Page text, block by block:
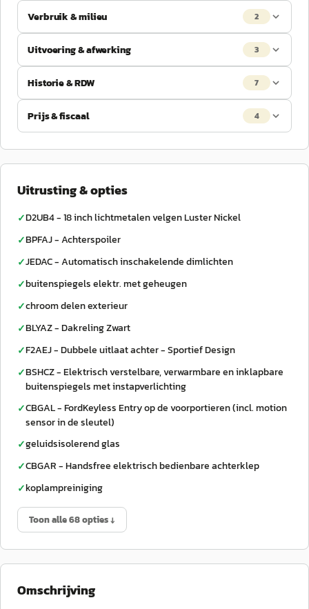
Verbruik & milieu 2
Uitvoering & afwerking 3
Historie & RDW 7
Prijs & fiscaal 4
Uitrusting & opties
✓D2UB4 - 18 inch lichtmetalen velgen Luster Nickel
✓BPFAJ - Achterspoiler
✓JEDAC - Automatisch inschakelende dimlichten
✓buitenspiegels elektr. met geheugen
✓chroom delen exterieur
✓BLYAZ - Dakreling Zwart
✓F2AEJ - Dubbele uitlaat achter - Sportief Design
✓BSHCZ - Elektrisch verstelbare, verwarmbare en inklapbare
buitenspiegels met instapverlichting
✓CBGAL - FordKeyless Entry op de voorportieren (incl. motion
sensor in de sleutel)
✓geluidsisolerend glas
✓CBGAR - Handsfree elektrisch bedienbare achterklep
✓koplampreiniging
Toon alle 68 opties ↓
Omschrijving